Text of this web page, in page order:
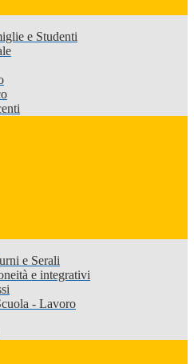
e Studenti
e Serali
e integrativi
- Lavoro